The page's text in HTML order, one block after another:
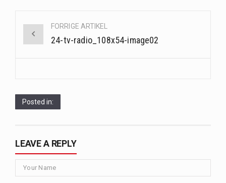
navigationFORRIGE ARTIKEL
24-tv-radio_108x54-image02
Posted in:
LEAVE A REPLY